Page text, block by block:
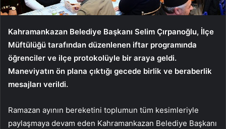
Kahramankazan Belediye Başkanı Selim Çırpanoğlu, İlçe
Müftülüğü tarafından düzenlenen iftar programında
öğrenciler ve ilçe protokolüyle bir araya geldi.
Maneviyatın ön plana çıktığı gecede birlik ve beraberlik
mesajları verildi.
Ramazan ayının bereketini toplumun tüm kesimleriyle
paylaşmaya devam eden Kahramankazan Belediye Başkanı